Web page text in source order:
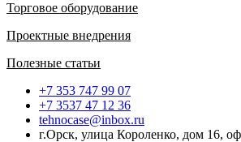
Торговое оборудование
Проектные внедрения
Полезные статьи
+7 353 747 99 07
+7 3537 47 12 36
tehnocase@inbox.ru
г.Орск, улица Короленко, дом 16,